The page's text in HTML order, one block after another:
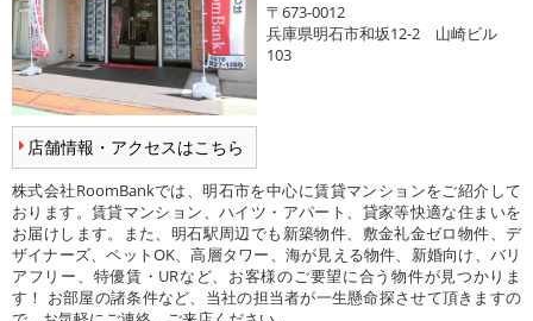
店舗情報・アクセスはこちら
〒673-0012
兵庫県明石市和坂12-2 山崎ビル
103
株式会社RoomBankでは、明石市を中心に賃貸マンションをご紹介して
おります。賃貸マンション、ハイツ・アパート、貸家等快適な住まいを
お届けします。また、明石駅周辺でも新築物件、敷金礼金ゼロ物件、デ
ザイナーズ、ペットOK、高層タワー、海が見える物件、新婚向け、バリ
アフリー、特優賃・URなど、お客様のご要望に合う物件が見つかりま
す！ お部屋の諸条件など、当社の担当者が一生懸命探させて頂きますの